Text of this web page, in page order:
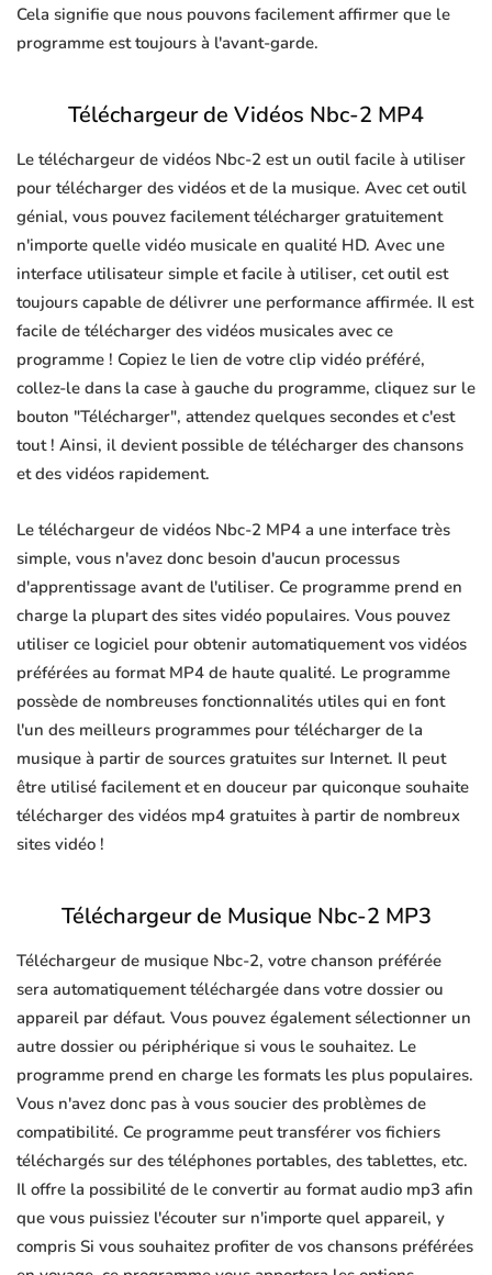
Cela signifie que nous pouvons facilement affirmer que le
programme est toujours à l'avant-garde.
Téléchargeur de Vidéos Nbc-2 MP4
Le téléchargeur de vidéos Nbc-2 est un outil facile à utiliser
pour télécharger des vidéos et de la musique. Avec cet outil
génial, vous pouvez facilement télécharger gratuitement
n'importe quelle vidéo musicale en qualité HD. Avec une
interface utilisateur simple et facile à utiliser, cet outil est
toujours capable de délivrer une performance affirmée. Il est
facile de télécharger des vidéos musicales avec ce
programme ! Copiez le lien de votre clip vidéo préféré,
collez-le dans la case à gauche du programme, cliquez sur le
bouton "Télécharger", attendez quelques secondes et c'est
tout ! Ainsi, il devient possible de télécharger des chansons
et des vidéos rapidement.
Le téléchargeur de vidéos Nbc-2 MP4 a une interface très
simple, vous n'avez donc besoin d'aucun processus
d'apprentissage avant de l'utiliser. Ce programme prend en
charge la plupart des sites vidéo populaires. Vous pouvez
utiliser ce logiciel pour obtenir automatiquement vos vidéos
préférées au format MP4 de haute qualité. Le programme
possède de nombreuses fonctionnalités utiles qui en font
l'un des meilleurs programmes pour télécharger de la
musique à partir de sources gratuites sur Internet. Il peut
être utilisé facilement et en douceur par quiconque souhaite
télécharger des vidéos mp4 gratuites à partir de nombreux
sites vidéo !
Téléchargeur de Musique Nbc-2 MP3
Téléchargeur de musique Nbc-2, votre chanson préférée
sera automatiquement téléchargée dans votre dossier ou
appareil par défaut. Vous pouvez également sélectionner un
autre dossier ou périphérique si vous le souhaitez. Le
programme prend en charge les formats les plus populaires.
Vous n'avez donc pas à vous soucier des problèmes de
compatibilité. Ce programme peut transférer vos fichiers
téléchargés sur des téléphones portables, des tablettes, etc.
Il offre la possibilité de le convertir au format audio mp3 afin
que vous puissiez l'écouter sur n'importe quel appareil, y
compris Si vous souhaitez profiter de vos chansons préférées